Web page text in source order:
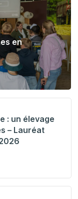
en
: un élevage
– Lauréat